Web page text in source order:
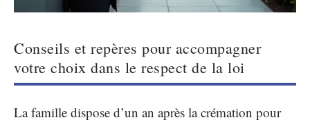
Conseils et repères pour accompagner
votre choix dans le respect de la loi
La famille dispose d’un an après la crémation pour